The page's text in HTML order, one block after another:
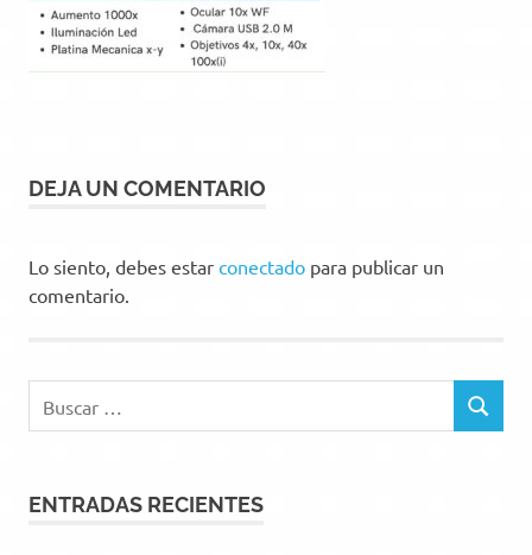
DEJA UN COMENTARIO
Lo siento, debes estar conectado para publicar un
comentario.
BUSCAR
ENTRADAS RECIENTES